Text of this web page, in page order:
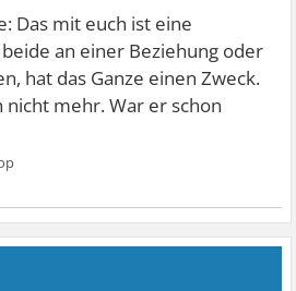
Das mit euch ist eine
an einer Beziehung oder
hat das Ganze einen Zweck.
nicht mehr. War er schon